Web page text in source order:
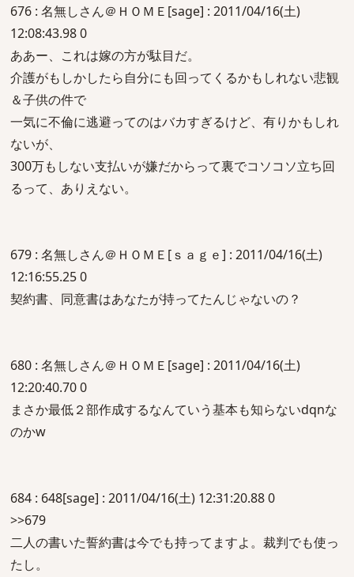
676 : 名無しさん＠ＨＯＭＥ[sage] : 2011/04/16(土)
12:08:43.98 0
ああー、これは嫁の方が駄目だ。
介護がもしかしたら自分にも回ってくるかもしれない悲観
＆子供の件で
一気に不倫に逃避ってのはバカすぎるけど、有りかもしれ
ないが、
300万もしない支払いが嫌だからって裏でコソコソ立ち回
るって、ありえない。
679 : 名無しさん＠ＨＯＭＥ[ｓａｇｅ] : 2011/04/16(土)
12:16:55.25 0
契約書、同意書はあなたが持ってたんじゃないの？
680 : 名無しさん＠ＨＯＭＥ[sage] : 2011/04/16(土)
12:20:40.70 0
まさか最低２部作成するなんていう基本も知らないdqnな
のかw
684 : 648[sage] : 2011/04/16(土) 12:31:20.88 0
>>679
二人の書いた誓約書は今でも持ってますよ。裁判でも使っ
たし。